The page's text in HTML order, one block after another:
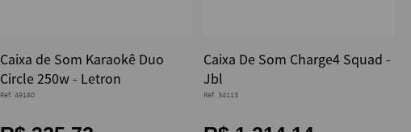
Caixa de Som Karaokê Duo
Circle 250w - Letron
Ref. 49180
Caixa De Som Charge4 Squad -
Jbl
Ref. 34113